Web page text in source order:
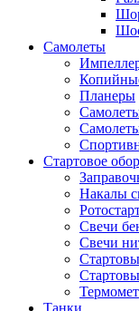
Самолеты
Планеры
Стартовое
Накалы
Свечи
Свечи
Танки